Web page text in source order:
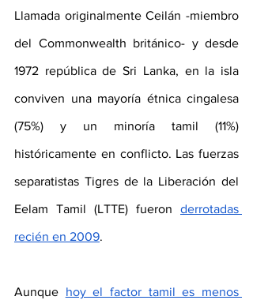
Llamada originalmente Ceilán -miembro
del Commonwealth británico- y desde
1972 república de Sri Lanka, en la isla
conviven una mayoría étnica cingalesa
(75%) y un minoría tamil (11%)
históricamente en conflicto. Las fuerzas
separatistas Tigres de la Liberación del
Eelam Tamil (LTTE) fueron derrotadas
recién en 2009.
Aunque hoy el factor tamil es menos